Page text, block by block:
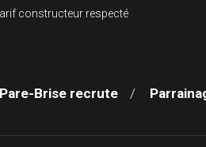
constructeur respecté
Brise recrute